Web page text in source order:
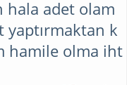
hala adet olam
yaptırmaktan k
hamile olma iht